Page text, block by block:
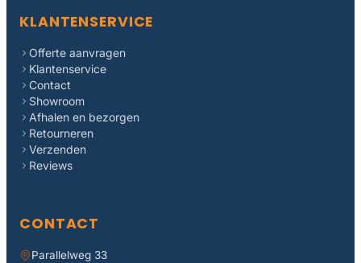
KLANTENSERVICE
Offerte aanvragen
Klantenservice
Contact
Showroom
Afhalen en bezorgen
Retourneren
Verzenden
Reviews
CONTACT
Parallelweg 33